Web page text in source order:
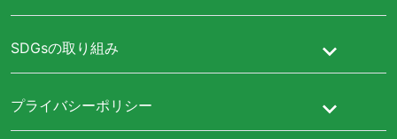
SDGsの取り組み
プライバシーポリシー